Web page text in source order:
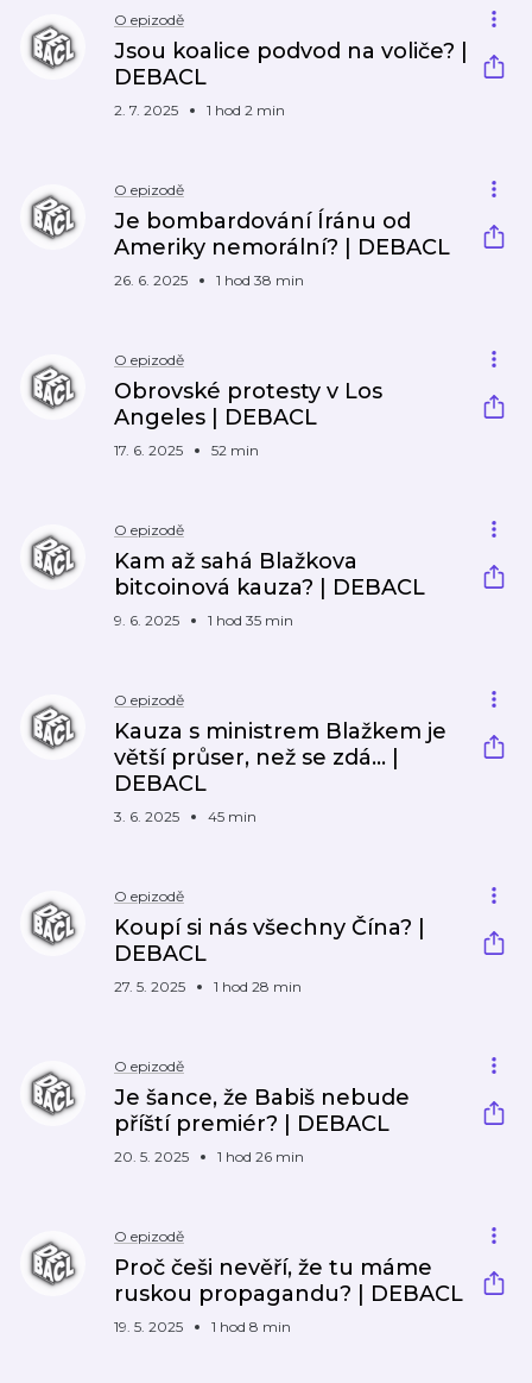
O epizodě
Jsou koalice podvod na voliče? |
DEBACL
2. 7. 2025 1 hod 2 min
O epizodě
Je bombardování Íránu od
Ameriky nemorální? | DEBACL
26. 6. 2025 1 hod 38 min
O epizodě
Obrovské protesty v Los
Angeles | DEBACL
17. 6. 2025 52 min
O epizodě
Kam až sahá Blažkova
bitcoinová kauza? | DEBACL
9. 6. 2025 1 hod 35 min
O epizodě
Kauza s ministrem Blažkem je
větší průser, než se zdá... |
DEBACL
3. 6. 2025 45 min
O epizodě
Koupí si nás všechny Čína? |
DEBACL
27. 5. 2025 1 hod 28 min
O epizodě
Je šance, že Babiš nebude
příští premiér? | DEBACL
20. 5. 2025 1 hod 26 min
O epizodě
Proč češi nevěří, že tu máme
ruskou propagandu? | DEBACL
19. 5. 2025 1 hod 8 min